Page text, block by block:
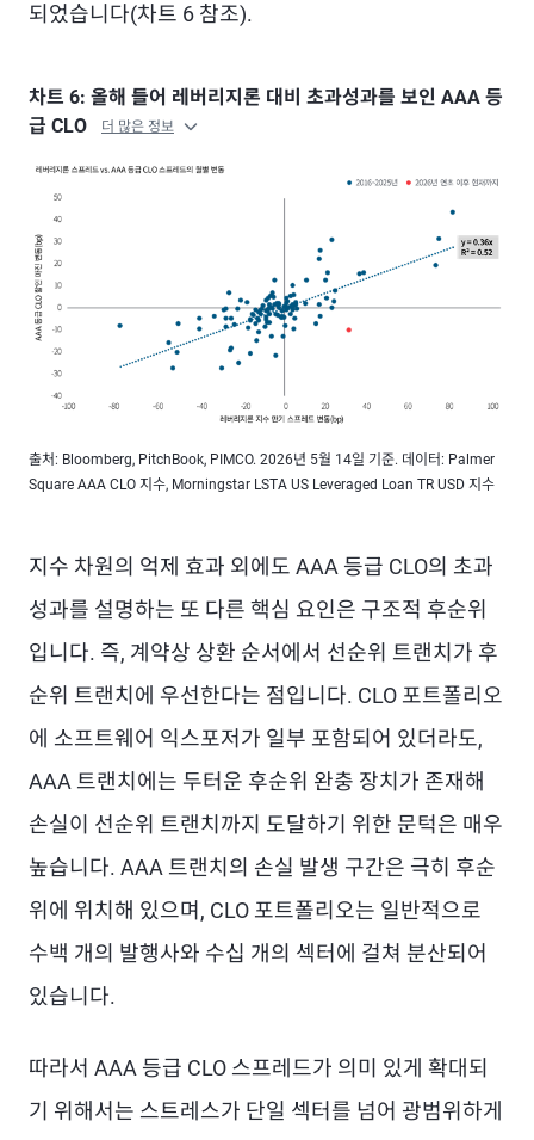
되었습니다(차트 6 참조).
차트 6: 올해 들어 레버리지론 대비 초과성과를 보인 AAA 등
급 CLO
더 많은 정보
출처: Bloomberg, PitchBook, PIMCO. 2026년 5월 14일 기준. 데이터: Palmer
Square AAA CLO 지수, Morningstar LSTA US Leveraged Loan TR USD 지수
지수 차원의 억제 효과 외에도 AAA 등급 CLO의 초과
성과를 설명하는 또 다른 핵심 요인은 구조적 후순위
입니다. 즉, 계약상 상환 순서에서 선순위 트랜치가 후
순위 트랜치에 우선한다는 점입니다. CLO 포트폴리오
에 소프트웨어 익스포저가 일부 포함되어 있더라도,
AAA 트랜치에는 두터운 후순위 완충 장치가 존재해
손실이 선순위 트랜치까지 도달하기 위한 문턱은 매우
높습니다. AAA 트랜치의 손실 발생 구간은 극히 후순
위에 위치해 있으며, CLO 포트폴리오는 일반적으로
수백 개의 발행사와 수십 개의 섹터에 걸쳐 분산되어
있습니다.
따라서 AAA 등급 CLO 스프레드가 의미 있게 확대되
기 위해서는 스트레스가 단일 섹터를 넘어 광범위하게